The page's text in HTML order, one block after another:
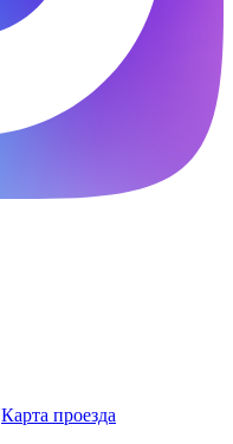
Карта проезда